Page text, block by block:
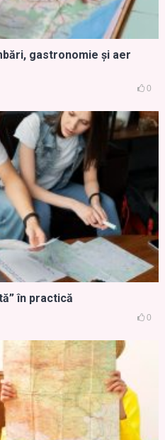
gastronomie și aer
0
în practică
0